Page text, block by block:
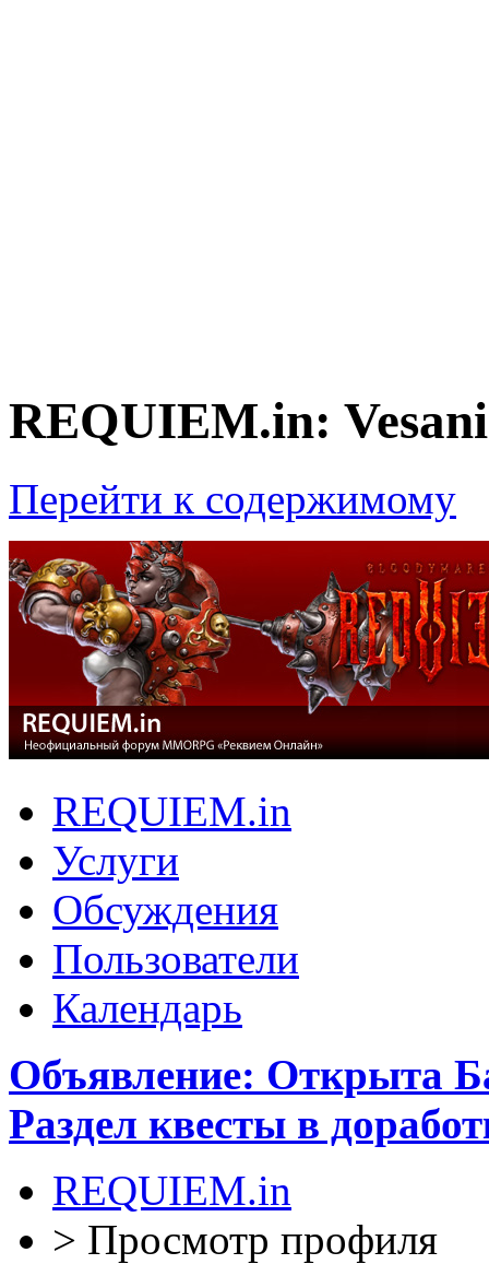
REQUIEM.in:
Перейти к содержимому
REQUIEM.in
Услуги
Обсуждения
Пользователи
Календарь
Объявление: Открыта
Раздел квесты в
REQUIEM.in
> Просмотр профиля